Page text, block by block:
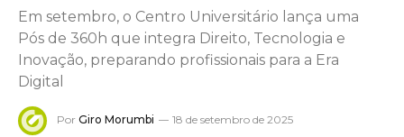
Em setembro, o Centro Universitário lança uma
Pós de 360h que integra Direito, Tecnologia e
Inovação, preparando profissionais para a Era
Digital
Por Giro Morumbi
18 de setembro de 2025